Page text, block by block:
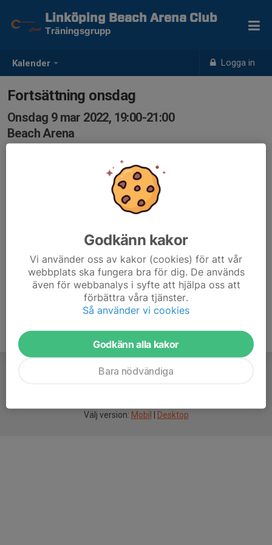
Kalender Logga in
Linköping Beach Arena Club
Träningsgrupp
Fortsättning onsdag
Onsdag 9 mar 2022, 19:00-21:00
Beach Arena
Anmälan till träningsgrupp, viktigt att anmäla sig varje
vecka. Vid avanmälning samma dag maila till
traningsgrupper@lbac.se
Välj version: Mobil Desktop
Godkänn kakor
Vi använder oss av kakor (cookies) för att vår
webbplats ska fungera bra för dig. De används
även för webbanalys i syfte att hjälpa oss att
förbättra våra tjänster.
Så använder vi cookies
Godkänn alla kakor
Bara nödvändiga